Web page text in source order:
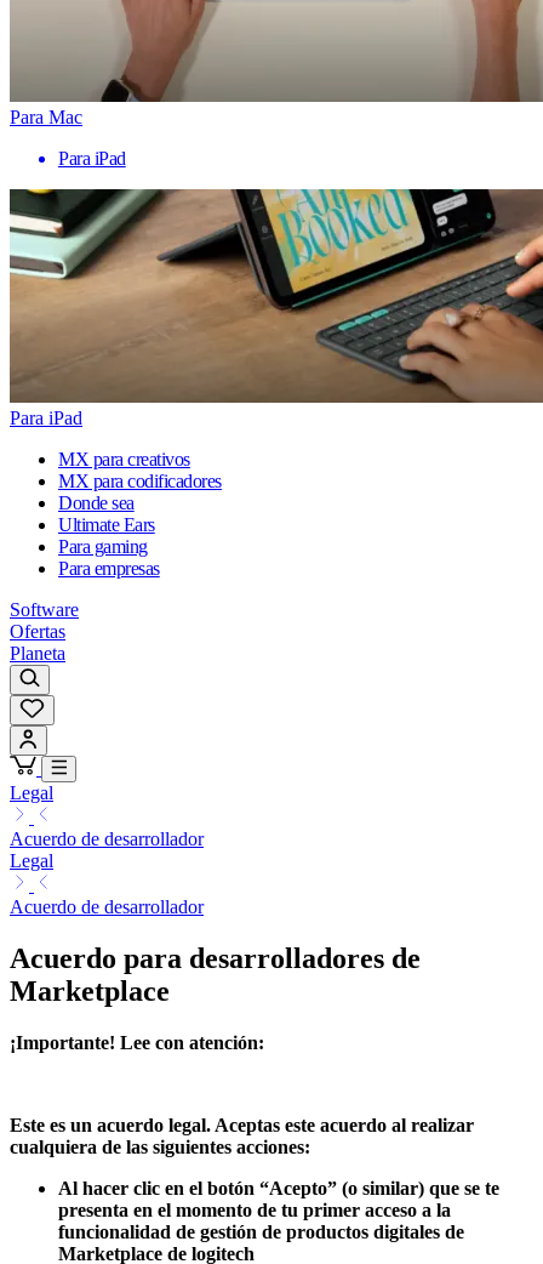
Para Mac
Para iPad
Para iPad
MX para creativos
MX para codificadores
Donde sea
Ultimate Ears
Para gaming
Para empresas
Software
Ofertas
Planeta
Legal
Acuerdo de desarrollador
Legal
Acuerdo de desarrollador
Acuerdo para desarrolladores de
Marketplace
¡Importante! Lee con atención:
Este es un acuerdo legal. Aceptas este acuerdo al realizar
cualquiera de las siguientes acciones:
Al hacer clic en el botón “Acepto” (o similar) que se te
presenta en el momento de tu primer acceso a la
funcionalidad de gestión de productos digitales de
Marketplace de logitech